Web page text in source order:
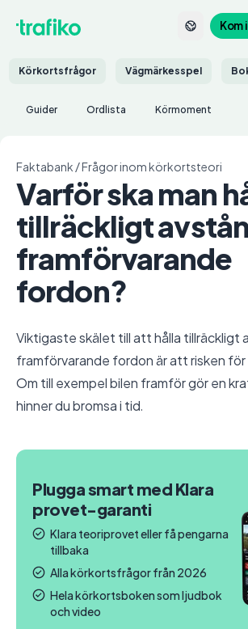
Kom
Körkortsfrågor Vägmärkesspel
Guider Ordlista Körmoment
Faktabank /Frågor inom körkortsteori
Varför ska man
tillräckligt
framförvarande
fordon?
Viktigaste skälet till att hålla tillräckligt
framförvarande fordon är att risken för
Om till exempel bilen framför gör en
hinner du bromsa i tid.
Plugga smart med Klara
provet-garanti
Klara teoriprovet eller få pengarna
tillbaka
Alla körkortsfrågor från 2026
Hela körkortsboken som ljudbok
och video